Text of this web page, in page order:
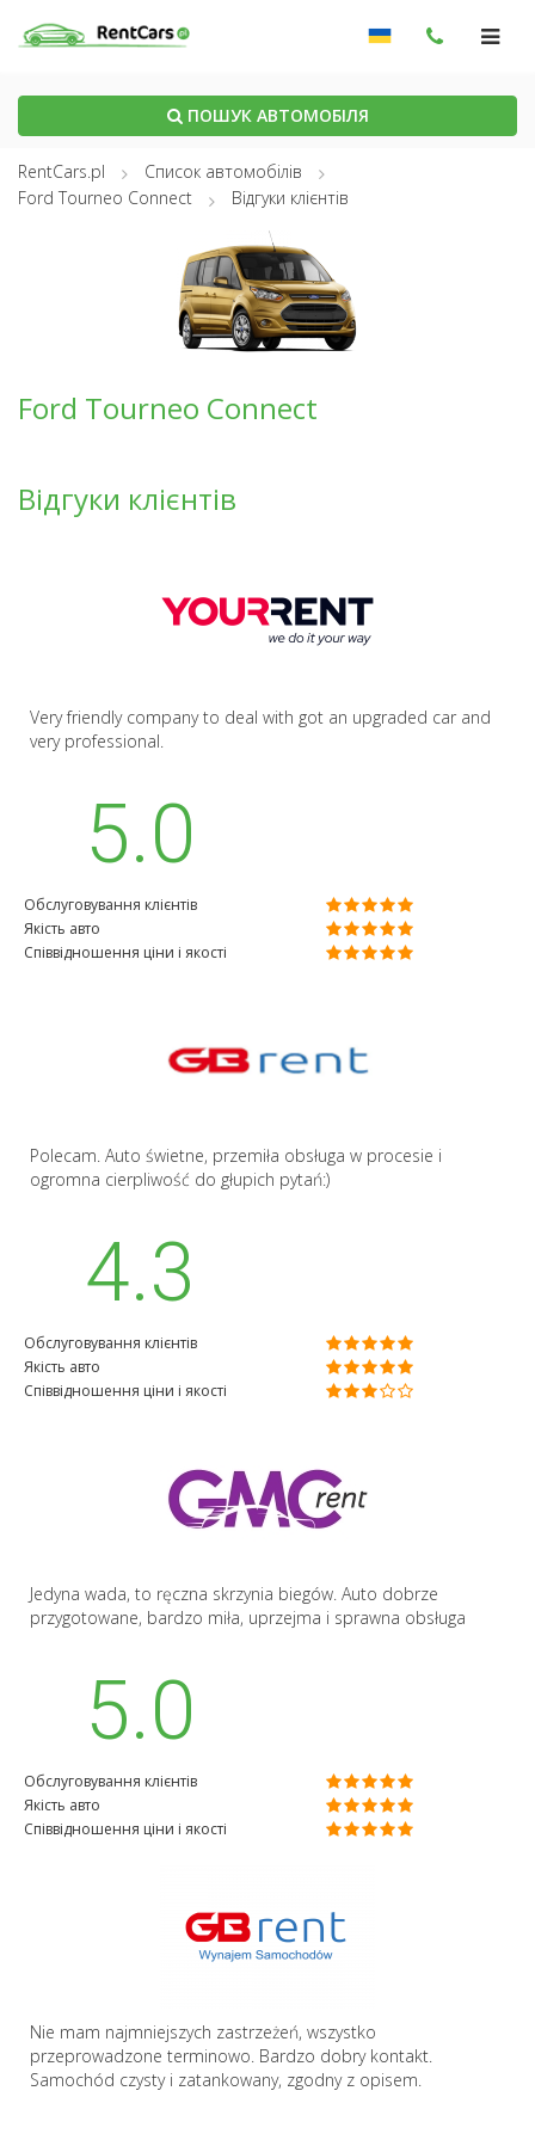
ПОШУК АВТОМОБІЛЯ
RentCars.pl
Список автомобілів
Ford Tourneo Connect
Відгуки клієнтів
Ford Tourneo Connect
Відгуки клієнтів
Very friendly company to deal with got an upgraded car and
very professional.
5.0
Обслуговування клієнтів
Якість авто
Співвідношення ціни і якості
Polecam. Auto świetne, przemiła obsługa w procesie i
ogromna cierpliwość do głupich pytań:)
4.3
Обслуговування клієнтів
Якість авто
Співвідношення ціни і якості
Jedyna wada, to ręczna skrzynia biegów. Auto dobrze
przygotowane, bardzo miła, uprzejma i sprawna obsługa
5.0
Обслуговування клієнтів
Якість авто
Співвідношення ціни і якості
Nie mam najmniejszych zastrzeżeń, wszystko
przeprowadzone terminowo. Bardzo dobry kontakt.
Samochód czysty i zatankowany, zgodny z opisem.